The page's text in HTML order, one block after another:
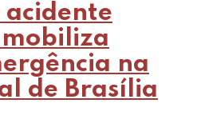
acidente
na
de Brasília